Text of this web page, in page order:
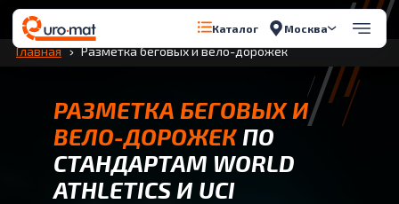
Каталог Москва
Перейти к содержимому
Главная Разметка беговых и вело-дорожек
РАЗМЕТКА БЕГОВЫХ И
ВЕЛО-ДОРОЖЕК ПО
СТАНДАРТАМ WORLD
ATHLETICS И UCI